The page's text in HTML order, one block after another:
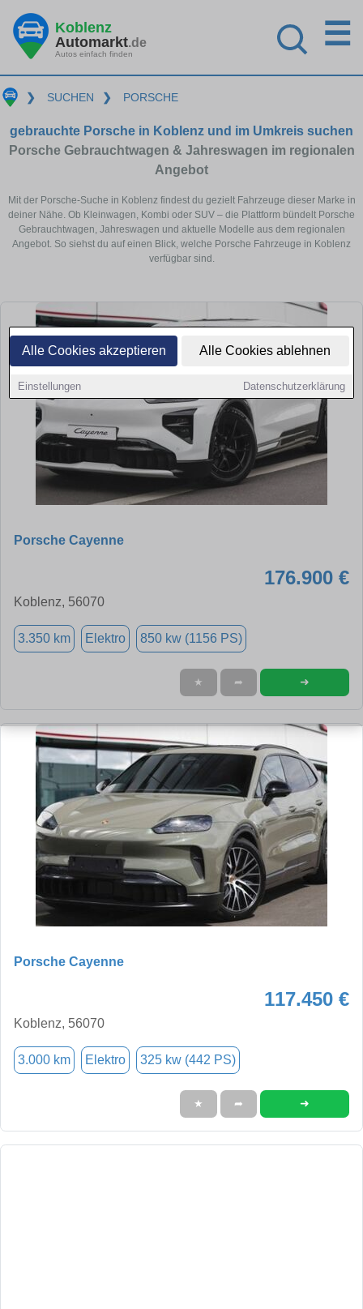
Alle Cookies akzeptieren Alle Cookies ablehnen
Einstellungen Datenschutzerklärung
Koblenz
Automarkt.de
Autos einfach finden
☰
❯ SUCHEN ❯ PORSCHE
gebrauchte Porsche in Koblenz und im Umkreis suchen
Porsche Gebrauchtwagen & Jahreswagen im regionalen
Angebot
Mit der Porsche-Suche in Koblenz findest du gezielt Fahrzeuge dieser Marke in
deiner Nähe. Ob Kleinwagen, Kombi oder SUV – die Plattform bündelt Porsche
Gebrauchtwagen, Jahreswagen und aktuelle Modelle aus dem regionalen
Angebot. So siehst du auf einen Blick, welche Porsche Fahrzeuge in Koblenz
verfügbar sind.
Porsche Cayenne
176.900 €
Koblenz, 56070
3.350 km Elektro 850 kw (1156 PS)
★ ➦ ➜
Porsche Cayenne
117.450 €
Koblenz, 56070
3.000 km Elektro 325 kw (442 PS)
★ ➦ ➜